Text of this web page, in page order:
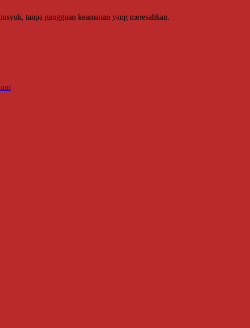
tanpa gangguan keamanan yang meresahkan.